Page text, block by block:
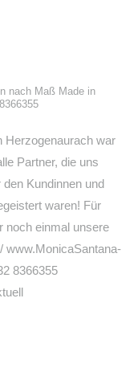
nach Maß Made in